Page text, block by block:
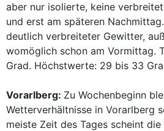
aber nur isolierte, keine
und erst am späteren
deutlich verbreiteter Gewitter,
womöglich schon am Vormittag.
Grad. Höchstwerte: 29 bis 33
Vorarlberg: Zu Wochenbeginn
Wetterverhältnisse in Vorarlberg
meiste Zeit des Tages scheint